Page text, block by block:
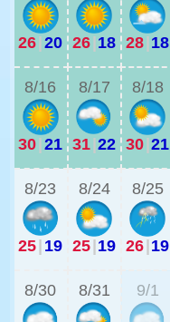
26|20 26|18 28|18
8/16
30|21
8/17
31|22
8/18
30|21
8/23
25| 19
8/24
25|19
8/25
26|19
8/30 8/31 9/1